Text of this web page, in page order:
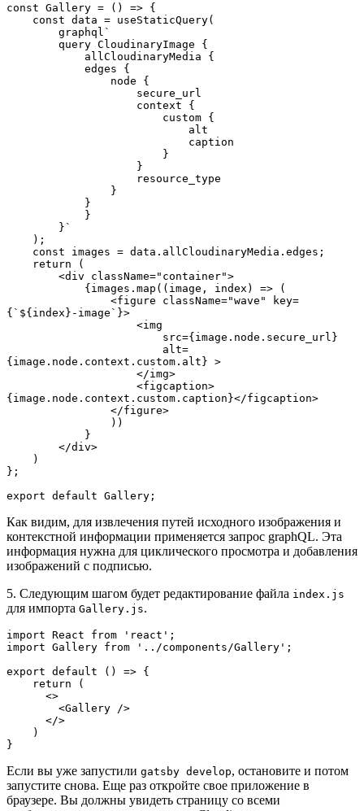
const Gallery = () => {
    const data = useStaticQuery(
        graphql`
        query CloudinaryImage {
            allCloudinaryMedia {
            edges {
                node {
                    secure_url
                    context {
                        custom {
                            alt
                            caption
                        }
                    }
                    resource_type
                }
            }
            }
        }`
    );
    const images = data.allCloudinaryMedia.edges;
    return (
        <div className="container">
            {images.map((image, index) => (
{`${index}-image`}>
                    <img
                        src={image.node.secure_url}
{image.node.context.custom.alt} >
                    </img>
{image.node.context.custom.caption}</figcaption>
                </figure>
                ))
            }
        </div>
    )
};
export default Gallery;
Как видим, для извлечения путей исходного изображения и
контекстной информации применяется запрос graphQL. Эта
информация нужна для циклического просмотра и добавления
изображений с подписью.
5. Следующим шагом будет редактирование файла index.js
для импорта Gallery.js.
import React from 'react';
import Gallery from '../components/Gallery';
export default () => {
    return (
      <>
        <Gallery />
      </>
    )
}
Если вы уже запустили gatsby develop, остановите и потом
запустите снова. Еще раз откройте свое приложение в
браузере. Вы должны увидеть страницу со всеми